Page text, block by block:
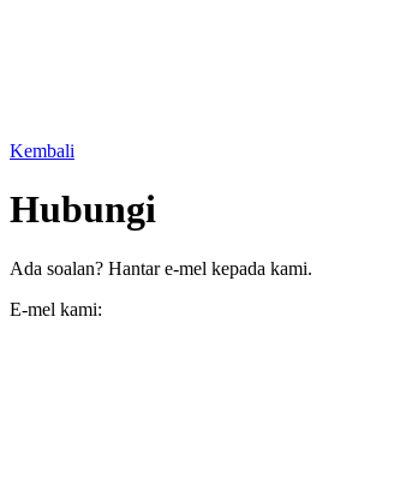
Kembali
Hubungi
Ada soalan? Hantar e-mel kepada kami.
E-mel kami: